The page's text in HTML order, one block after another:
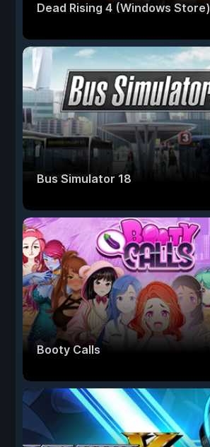
Dead Rising 4 (Windows Store)
Bus Simulator 18
Booty Calls